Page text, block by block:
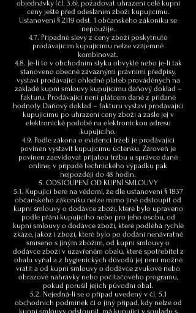
objednávky (čl. 3.6), požadovat uhrazení celé kupní
ceny ještě před odesláním zboží kupujícímu.
Ustanovení § 2119 odst. 1 občanského zákoníku se
nepoužije.
4.7. Případné slevy z ceny zboží poskytnuté
prodávajícím kupujícímu nelze vzájemně
kombinovat.
4.8. Je-li to v obchodním styku obvyklé nebo je-li tak
stanoveno obecně závaznými právními předpisy,
vystaví prodávající ohledně plateb prováděných na
základě kupní smlouvy kupujícímu daňový doklad –
fakturu. Prodávající není plátcem daně z přidané
hodnoty. Daňový doklad – fakturu vystaví prodávající
kupujícímu po uhrazení ceny zboží a zašle jej v
elektronické podobě na elektronickou adresu
kupujícího.
4.9. Podle zákona o evidenci tržeb je prodávající
povinen vystavit kupujícímu účtenku. Zároveň je
povinen zaevidovat přijatou tržbu u správce daně
online; v případě technického výpadku pak
nejpozději do 48 hodin.
5. ODSTOUPENÍ OD KUPNÍ SMLOUVY
5.1. Kupující bere na vědomí, že dle ustanovení § 1837
občanského zákoníku nelze mimo jiné odstoupit od
kupní smlouvy o dodávce zboží, které bylo upraveno
podle přání kupujícího nebo pro jeho osobu, od
kupní smlouvy o dodávce zboží, které podléhá rychlé
zkáze, jakož i zboží, které bylo po dodání nenávratně
smíseno s jiným zbožím, od kupní smlouvy o
dodávce zboží v uzavřeném obalu, které spotřebitel z
obalu vyňal a z hygienických důvodů jej není možné
vrátit a od kupní smlouvy o dodávce zvukové nebo
obrazové nahrávky nebo počítačového programu,
pokud porušil jejich původní obal.
5.2. Nejedná-li se o případ uvedený v čl. 5.1
obchodních podmínek či o jiný případ, kdy nelze od